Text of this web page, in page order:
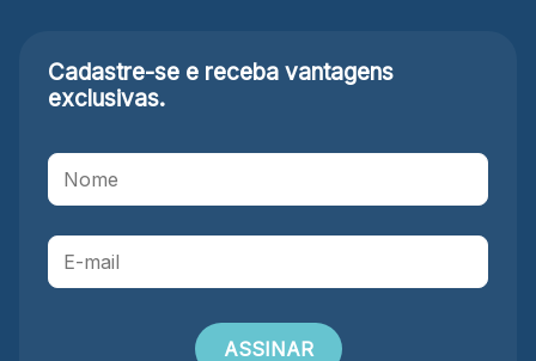
Cadastre-se e receba vantagens
exclusivas.